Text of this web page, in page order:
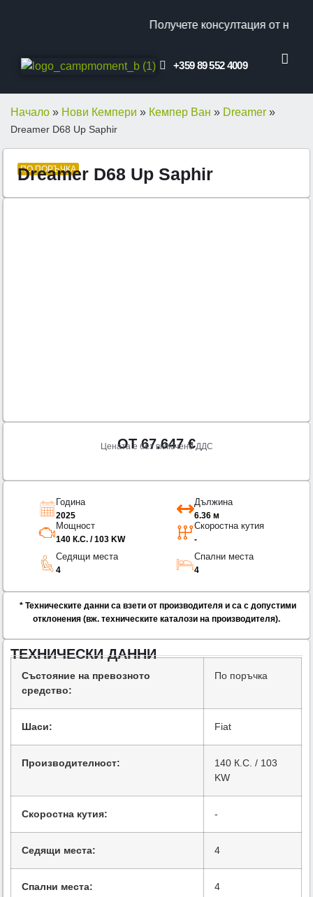
Получете консултация от наш
+359 89 552 4009
Начало » Нови Кемпери » Кемпер Ван » Dreamer »
Dreamer D68 Up Saphir
ПО ПОРЪЧКА
Dreamer D68 Up Saphir
ОТ67.647€
Цената е без включено ДДС
Година
2025
Дължина
6.36 м
Мощност
140 К.С. / 103 KW
Скоростна кутия
-
Седящи места
4
Спални места
4
* Техническите данни са взети от производителя и са с допустими
отклонения (вж. техническите каталози на производителя).
ТЕХНИЧЕСКИ ДАННИ
Състояние на превозното
средство:
По поръчка
Шаси: Fiat
Производителност:
140 К.С. / 103
KW
Скоростна кутия: -
Седящи места: 4
Спални места: 4